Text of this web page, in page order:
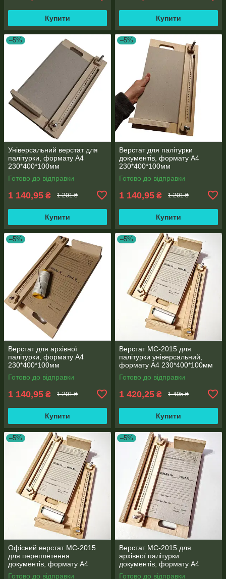
Купити Купити
–5%
Універсальний верстат для
палітурки, формату А4
230*400*100мм
Готово до відправки
1 140,95 ₴ 1 201 ₴
Купити
–5%
Верстат для палітурки
документів, формату А4
230*400*100мм
Готово до відправки
1 140,95 ₴ 1 201 ₴
Купити
–5%
Верстат для архівної
палітурки, формату А4
230*400*100мм
Готово до відправки
1 140,95 ₴ 1 201 ₴
Купити
–5%
Верстат МС-2015 для
палітурки універсальний,
формату А4 230*400*100мм
Готово до відправки
1 420,25 ₴ 1 495 ₴
Купити
–5%
Офісний верстат МС-2015
для переплетення
документів, формату А4
230*400*100мм
Готово до відправки
–5%
Верстат МС-2015 для
архівної палітурки
документів, формату А4
230*400*100мм
Готово до відправки